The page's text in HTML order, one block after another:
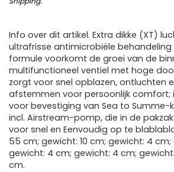
Info over dit artikel. Extra dikke (XT)
ultrafrisse antimicrobiële behandeling
formule voorkomt de groei van de
multifunctioneel ventiel met hoge
zorgt voor snel opblazen, ontluchten
afstemmen voor persoonlijk comfort;
voor bevestiging van Sea to Summe-
incl. Airstream-pomp, die in de
voor snel en Eenvoudig op te
55 cm; gewicht: 10 cm; gewicht: 4
gewicht: 4 cm; gewicht: 4 cm;
cm.